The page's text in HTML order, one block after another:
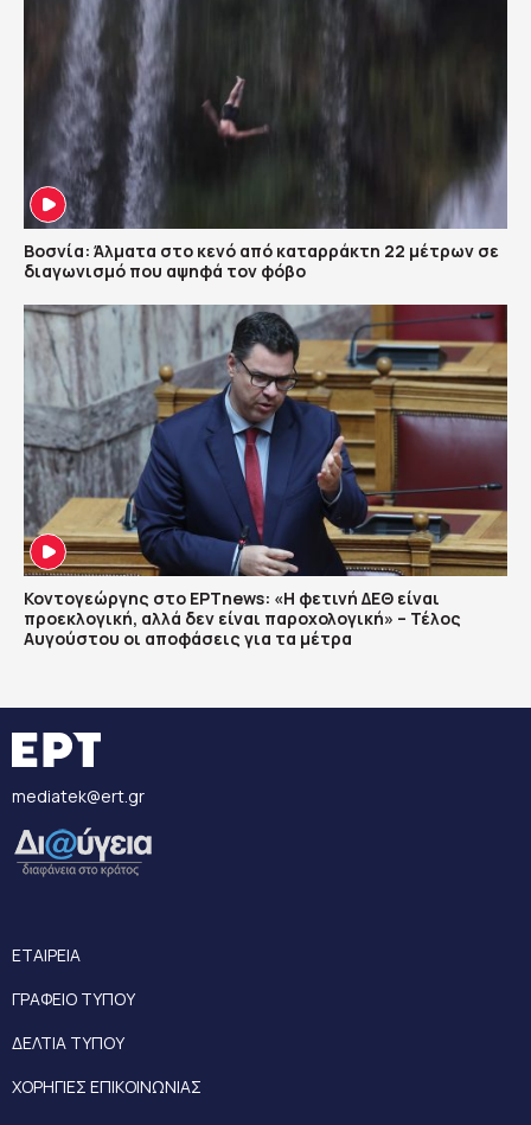
Βοσνία: Άλματα στο κενό από καταρράκτη 22 μέτρων σε
διαγωνισμό που αψηφά τον φόβο
Κοντογεώργης στο ΕΡΤnews: «Η φετινή ΔΕΘ είναι
προεκλογική, αλλά δεν είναι παροχολογική» – Τέλος
Αυγούστου οι αποφάσεις για τα μέτρα
mediatek@ert.gr
ΕΤΑΙΡΕΙΑ
ΓΡΑΦΕΙΟ ΤΥΠΟΥ
ΔΕΛΤΙΑ ΤΥΠΟΥ
ΧΟΡΗΓΙΕΣ ΕΠΙΚΟΙΝΩΝΙΑΣ